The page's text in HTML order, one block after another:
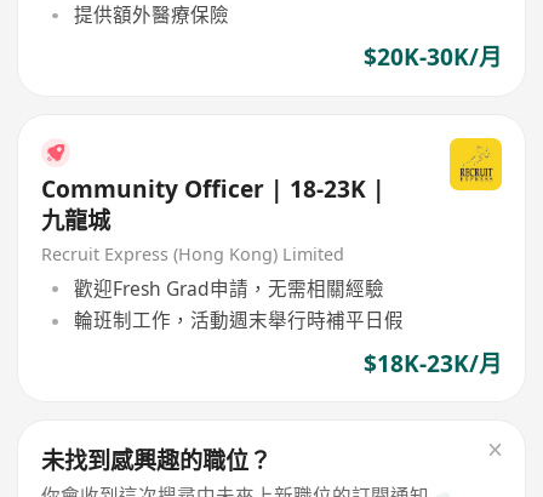
提供額外醫療保險
$20K-30K/月
Community Officer | 18-23K |
九龍城
Recruit Express (Hong Kong) Limited
歡迎Fresh Grad申請，无需相關經驗
輪班制工作，活動週末舉行時補平日假
$18K-23K/月
未找到感興趣的職位？